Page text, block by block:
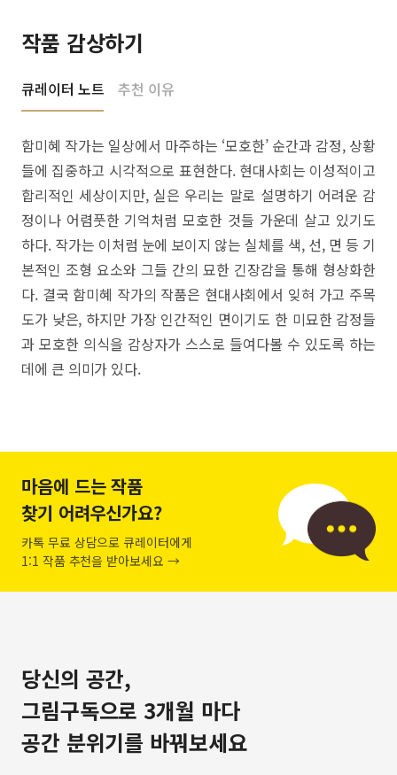
작품 감상하기
큐레이터 노트 추천 이유
함미혜 작가는 일상에서 마주하는 ‘모호한’ 순간과 감정, 상황
들에 집중하고 시각적으로 표현한다. 현대사회는 이성적이고
합리적인 세상이지만, 실은 우리는 말로 설명하기 어려운 감
정이나 어렴풋한 기억처럼 모호한 것들 가운데 살고 있기도
하다. 작가는 이처럼 눈에 보이지 않는 실체를 색, 선, 면 등 기
본적인 조형 요소와 그들 간의 묘한 긴장감을 통해 형상화한
다. 결국 함미혜 작가의 작품은 현대사회에서 잊혀 가고 주목
도가 낮은, 하지만 가장 인간적인 면이기도 한 미묘한 감정들
과 모호한 의식을 감상자가 스스로 들여다볼 수 있도록 하는
데에 큰 의미가 있다.
마음에 드는 작품
찾기 어려우신가요?
카톡 무료 상담으로 큐레이터에게
1:1 작품 추천을 받아보세요 →
당신의 공간,
그림구독으로 3개월 마다
공간 분위기를 바꿔보세요